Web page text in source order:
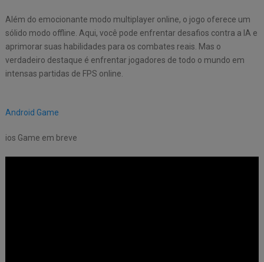
Além do emocionante modo multiplayer online, o jogo oferece um
sólido modo offline. Aqui, você pode enfrentar desafios contra a IA e
aprimorar suas habilidades para os combates reais. Mas o
verdadeiro destaque é enfrentar jogadores de todo o mundo em
intensas partidas de FPS online.
Android Game
ios Game em breve